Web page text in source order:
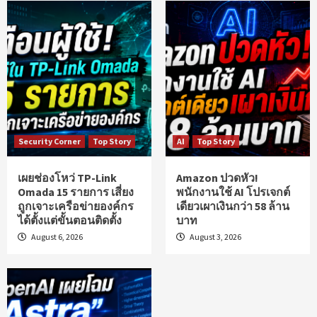
Security Corner Top Story
เผยช่องโหว่ TP-Link
Omada 15 รายการ เสี่ยง
ถูกเจาะเครือข่ายองค์กร
ได้ตั้งแต่ขั้นตอนติดตั้ง
August 6, 2026
AI Top Story
Amazon ปวดหัว!
พนักงานใช้ AI โปรเจกต์
เดียวเผาเงินกว่า 58 ล้าน
บาท
August 3, 2026